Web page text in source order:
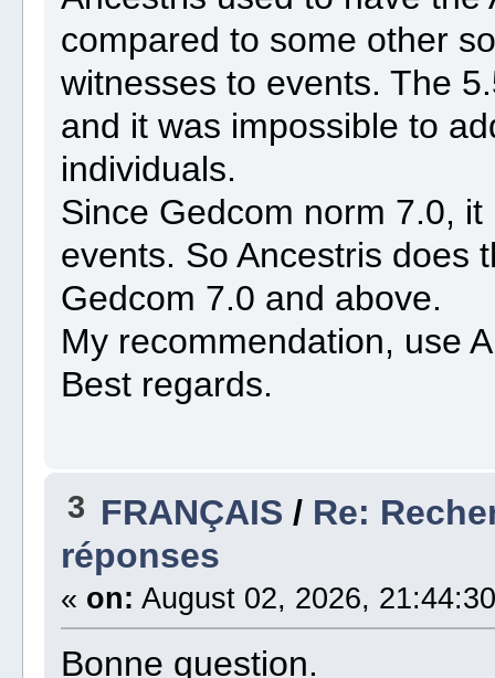
compared to some other
witnesses to events. The
and it was impossible to
individuals.
Since Gedcom norm 7.0,
events. So Ancestris does
Gedcom 7.0 and above.
My recommendation, use
Best regards.
3 FRANÇAIS / Re:
réponses
« on: August 02, 2026,
Bonne question.